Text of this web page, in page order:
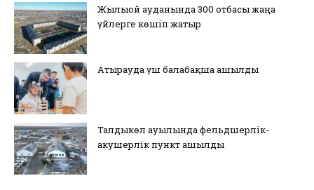
Жылыой ауданында 300 отбасы жаңа
үйлерге көшіп жатыр
Атырауда үш балабақша ашылды
Талдыкөл ауылында фельдшерлік-
акушерлік пункт ашылды